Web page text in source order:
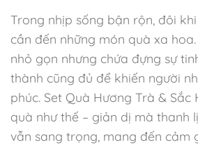
Trong nhịp sống bận rộn, đôi
cần đến những món quà xa
nhỏ gọn nhưng chứa đựng sự
thành cũng đủ để khiến người
phúc. Set Quà Hương Trà & Sắc
quà như thế – giản dị mà thanh
vẫn sang trọng, mang đến cảm